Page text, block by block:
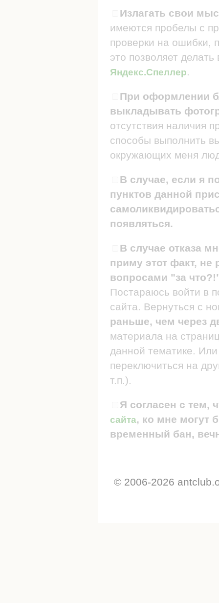
Излагать свои
имеются пробелы с
проверки на ошибки,
это позволяет
Яндекс.Спеллер.
При оформлении
выкладывать
отсутствия наличия
способы выполнить
окружающих меня
В случае, если я
пунктов данной
появляться.
В случае отказа
приму этот факт, не
вопросами "за
Постараюсь войти в
сайта. Вернуться с
раньше, чем через
материала на
данной тематике.
переключиться на
т.п.).
Я согласен с тем,
сайта, ко мне могут
временный бан,
© 2006-2026